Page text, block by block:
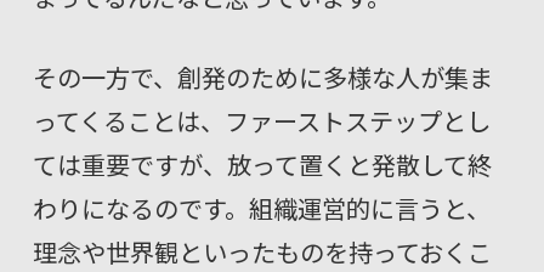
その一方で、創発のために多様な人が集ま
ってくることは、ファーストステップとし
ては重要ですが、放って置くと発散して終
わりになるのです。組織運営的に言うと、
理念や世界観といったものを持っておくこ